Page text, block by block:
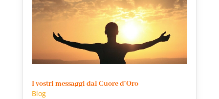
I vostri messaggi dal Cuore d’Oro
Blog